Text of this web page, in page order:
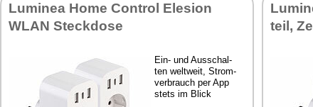
Lu­mi­nea Ho­me Con­trol Ele­si­on
WLAN Steck­do­se
Ein- und Aus­schal­
ten welt­weit, Strom­
ver­brauch per App
stets im Blick
teil,